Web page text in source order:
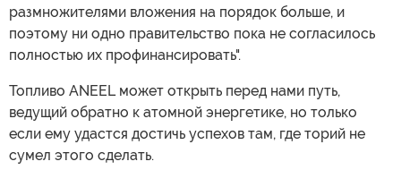
размножителями вложения на порядок больше, и
поэтому ни одно правительство пока не согласилось
полностью их профинансировать".
Топливо ANEEL может открыть перед нами путь,
ведущий обратно к атомной энергетике, но только
если ему удастся достичь успехов там, где торий не
сумел этого сделать.